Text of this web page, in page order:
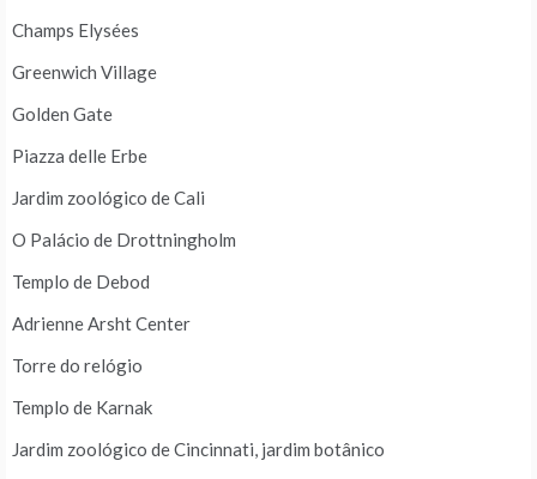
Champs Elysées
Greenwich Village
Golden Gate
Piazza delle Erbe
Jardim zoológico de Cali
O Palácio de Drottningholm
Templo de Debod
Adrienne Arsht Center
Torre do relógio
Templo de Karnak
Jardim zoológico de Cincinnati, jardim botânico